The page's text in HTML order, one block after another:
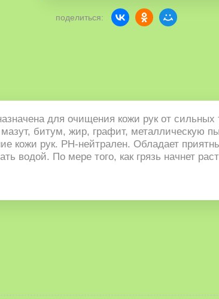
поделиться:
для очищения кожи рук от сильных
битум, жир, графит, металлическую
кожи рук. РН-нейтрален. Обладает
По мере того, как грязь начнет